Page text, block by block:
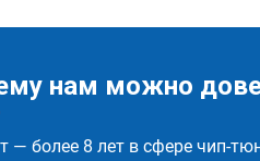
нам можно
— более 8 лет в сфере чип-